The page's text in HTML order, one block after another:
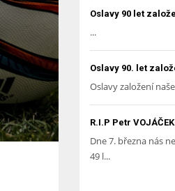
Oslavy 90 let
...
Oslavy 90. let
Oslavy založení
R.I.P Petr VOJÁČEK
Dne 7. března nás
49 l...